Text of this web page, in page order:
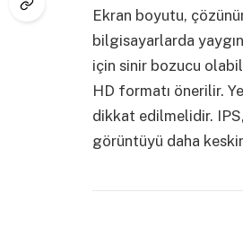
Ekran boyutu,
bilgisayarlarda
için sinir bozucu
HD formatı önerilir.
dikkat edilmelidir.
görüntüyü daha